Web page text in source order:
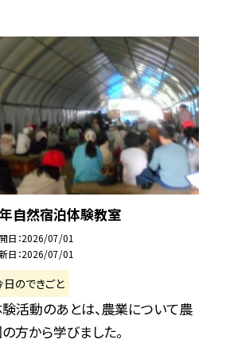
自然宿泊体験教室
日 2026/07/01
日 2026/07/01
日のできごと
活動のあとは、農業について農
方から学びました。